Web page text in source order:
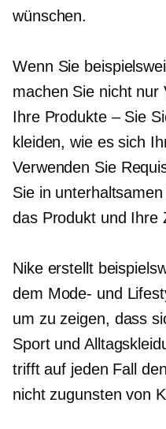
wünschen.
Wenn Sie
machen Sie nicht nur
Ihre Produkte – Sie
kleiden, wie es sich
Verwenden Sie
Sie in
das Produkt und Ihre
Nike erstellt
dem Mode- und
um zu zeigen, dass
Sport und
trifft auf jeden Fall
nicht zugunsten von